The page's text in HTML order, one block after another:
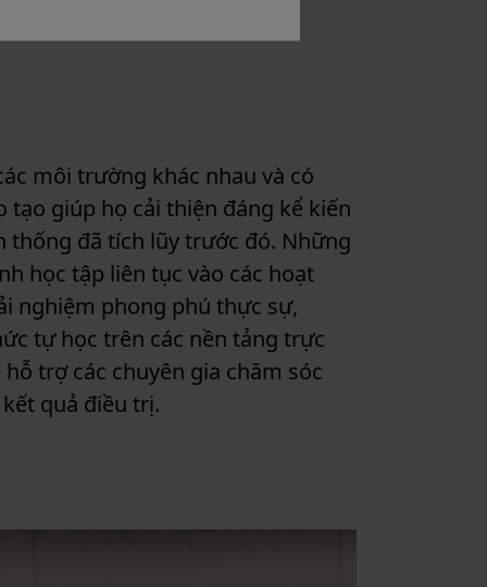
môi trường khác nhau và có
tạo giúp họ cải thiện đáng kể kiến
thống đã tích lũy trước đó. Những
học tập liên tục vào các hoạt
nghiệm phong phú thực sự,
tự học trên các nền tảng trực
trợ các chuyên gia chăm sóc
quả điều trị.